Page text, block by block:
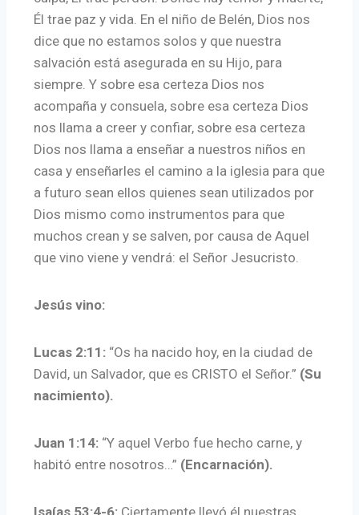
Él trae paz y vida. En el niño de Belén, Dios nos
dice que no estamos solos y que nuestra
salvación está asegurada en su Hijo, para
siempre. Y sobre esa certeza Dios nos
acompaña y consuela, sobre esa certeza Dios
nos llama a creer y confiar, sobre esa certeza
Dios nos llama a enseñar a nuestros niños en
casa y enseñarles el camino a la iglesia para que
a futuro sean ellos quienes sean utilizados por
Dios mismo como instrumentos para que
muchos crean y se salven, por causa de Aquel
que vino viene y vendrá: el Señor Jesucristo.
Jesús vino:
Lucas 2:11: “Os ha nacido hoy, en la ciudad de
David, un Salvador, que es CRISTO el Señor.” (Su
nacimiento).
Juan 1:14: “Y aquel Verbo fue hecho carne, y
habitó entre nosotros…” (Encarnación).
Isaías 53:4-6: Ciertamente llevó él nuestras